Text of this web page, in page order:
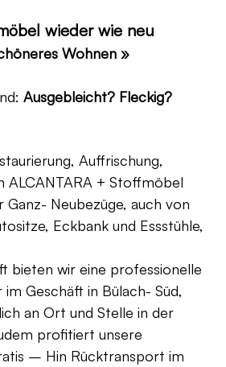
wieder wie neu
Wohnen »
Ausgebleicht? Fleckig?
Auffrischung,
ALCANTARA + Stoffmöbel
Neubezüge, auch von
Eckbank und Essstühle,
bieten wir eine professionelle
Geschäft in Bülach- Süd,
an Ort und Stelle in der
profitiert unsere
– Hin Rücktransport im